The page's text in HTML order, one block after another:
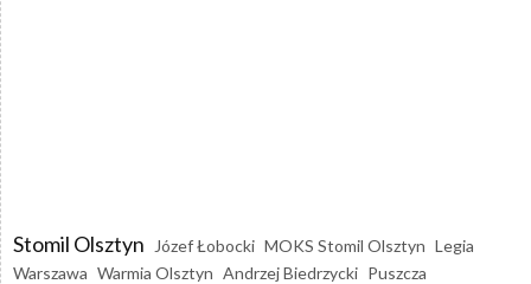
Stomil Olsztyn Józef Łobocki MOKS Stomil Olsztyn Legia
Warszawa Warmia Olsztyn Andrzej Biedrzycki Puszcza